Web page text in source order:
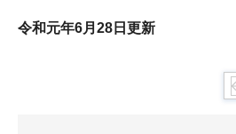
令和元年6月28日更新